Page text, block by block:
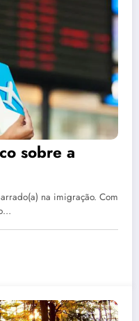
sobre a
na imigração. Com